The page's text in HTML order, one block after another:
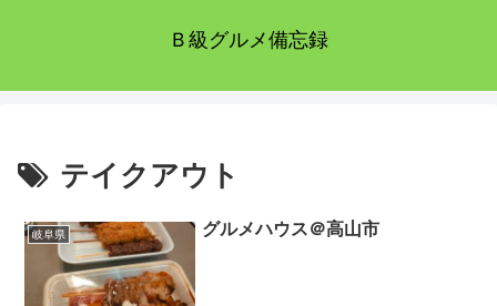
Ｂ級グルメ備忘録
テイクアウト
岐阜県 グルメハウス＠高山市